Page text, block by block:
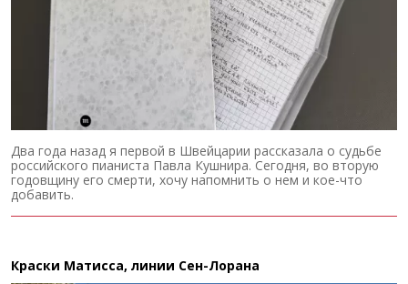
Два года назад я первой в Швейцарии рассказала о судьбе
российского пианиста Павла Кушнира. Сегодня, во вторую
годовщину его смерти, хочу напомнить о нем и кое-что
добавить.
Краски Матисса, линии Сен-Лорана